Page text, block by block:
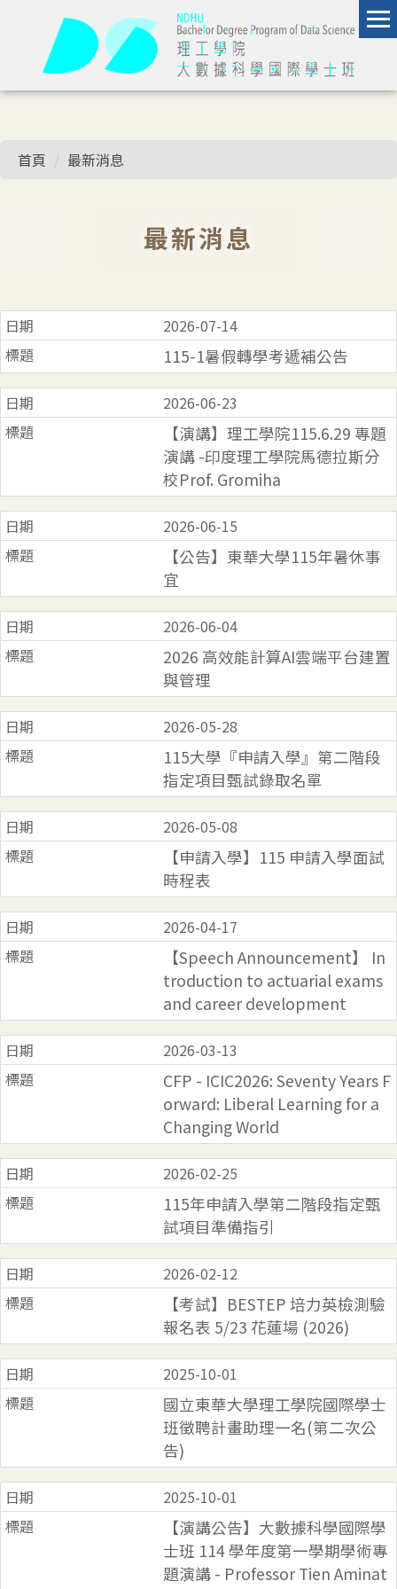
內
首頁 最新消息
最新消息
2026-07-14
115-1暑假轉學考遞補公告
2026-06-23
【演講】理工學院115.6.29 專題
演講 -印度理工學院馬德拉斯分
校Prof. Gromiha
2026-06-15
【公告】東華大學115年暑休事
宜
2026-06-04
2026 高效能計算AI雲端平台建置
與管理
2026-05-28
115大學『申請入學』第二階段
指定項目甄試錄取名單
2026-05-08
【申請入學】115 申請入學面試
時程表
2026-04-17
【Speech Announcement】 In
troduction to actuarial exams
and career development
2026-03-13
CFP - ICIC2026: Seventy Years F
orward: Liberal Learning for a
Changing World
2026-02-25
115年申請入學第二階段指定甄
試項目準備指引
2026-02-12
【考試】BESTEP 培力英檢測驗
報名表 5/23 花蓮場 (2026)
2025-10-01
國立東華大學理工學院國際學士
班徵聘計畫助理一名(第二次公
告)
2025-10-01
【演講公告】大數據科學國際學
士班 114 學年度第一學期學術專
題演講 - Professor Tien Aminat